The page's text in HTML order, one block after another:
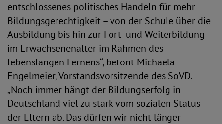
entschlossenes politisches Handeln für mehr
Bildungsgerechtigkeit – von der Schule über die
Ausbildung bis hin zur Fort- und Weiterbildung
im Erwachsenenalter im Rahmen des
lebenslangen Lernens“, betont Michaela
Engelmeier, Vorstandsvorsitzende des SoVD.
„Noch immer hängt der Bildungserfolg in
Deutschland viel zu stark vom sozialen Status
der Eltern ab. Das dürfen wir nicht länger